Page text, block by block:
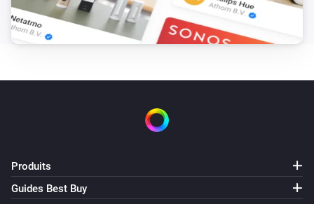
Produits
Guides Best Buy